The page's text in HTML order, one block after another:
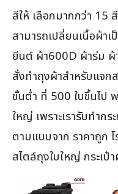
สีให้ เลือกมากกว่า 15
สามารถเปลี่ยนเนื้อผ้า
ยีนต์ ผ้า600D ผ้าร่ม
สั่งทำถุงผ้าสำหรับแจก
ขั้นต่ำ ที่ 500 ใบขึ้นไป
ใหญ่ เพราะเรารับทำกร
ตามแบบจาก ราคาถูก โ
สไตล์ถุงใบใหญ่ กระเป๋